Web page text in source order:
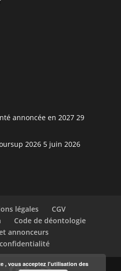
annoncée en 2027 29
2026 5 juin 2026
légales
CGV
Code de déontologie
annonceurs
, vous acceptez l'utilisation des